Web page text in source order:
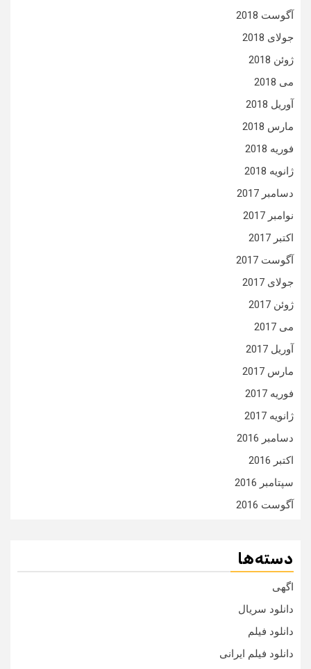
آگوست 2018
جولای 2018
ژوئن 2018
می 2018
آوریل 2018
مارس 2018
فوریه 2018
ژانویه 2018
دسامبر 2017
نوامبر 2017
اکتبر 2017
آگوست 2017
جولای 2017
ژوئن 2017
می 2017
آوریل 2017
مارس 2017
فوریه 2017
ژانویه 2017
دسامبر 2016
اکتبر 2016
سپتامبر 2016
آگوست 2016
دسته‌ها
اگهی
دانلود سریال
دانلود فیلم
دانلود فیلم ایرانی